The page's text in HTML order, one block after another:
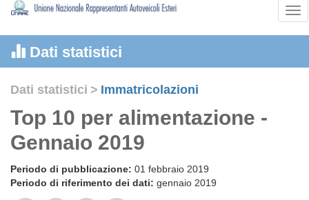
Dati statistici
Dati statistici > Immatricolazioni
Top 10 per alimentazione -
Gennaio 2019
Periodo di pubblicazione: 01 febbraio 2019
Periodo di riferimento dei dati: gennaio 2019